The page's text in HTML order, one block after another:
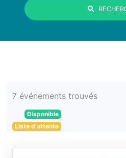
7 événements trouvés
Disponible
Liste d'attente